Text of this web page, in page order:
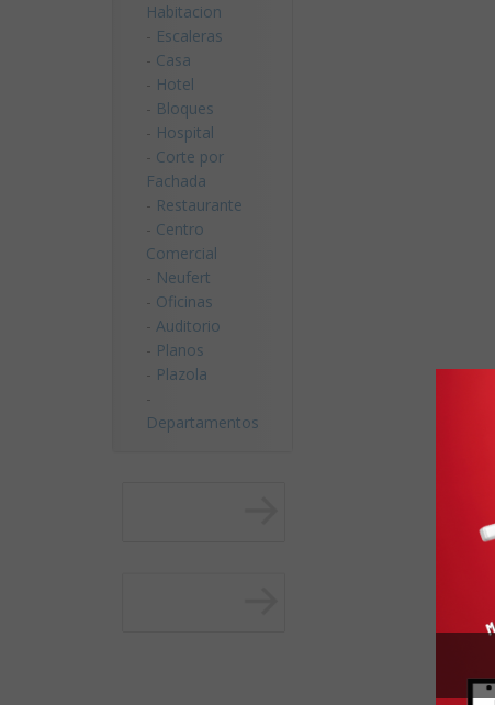
Habitacion
- Escaleras
- Casa
- Hotel
- Bloques
- Hospital
- Corte por
Fachada
- Restaurante
- Centro
Comercial
- Neufert
- Oficinas
- Auditorio
- Planos
- Plazola
-
Departamentos